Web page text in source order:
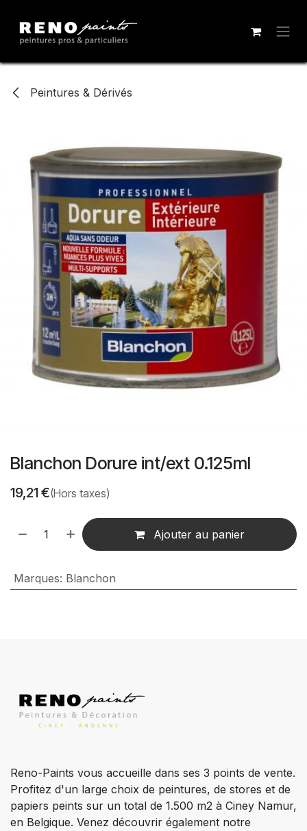
Peintures & Dérivés
Blanchon Dorure int/ext 0.125ml
19,21€(Hors taxes)
Ajouter au panier
Marques: Blanchon
Reno-Paints vous accueille dans ses 3 points de vente.
Profitez d'un large choix de peintures, de stores et de
papiers peints sur un total de 1.500 m2 à Ciney Namur,
en Belgique. Venez découvrir également notre